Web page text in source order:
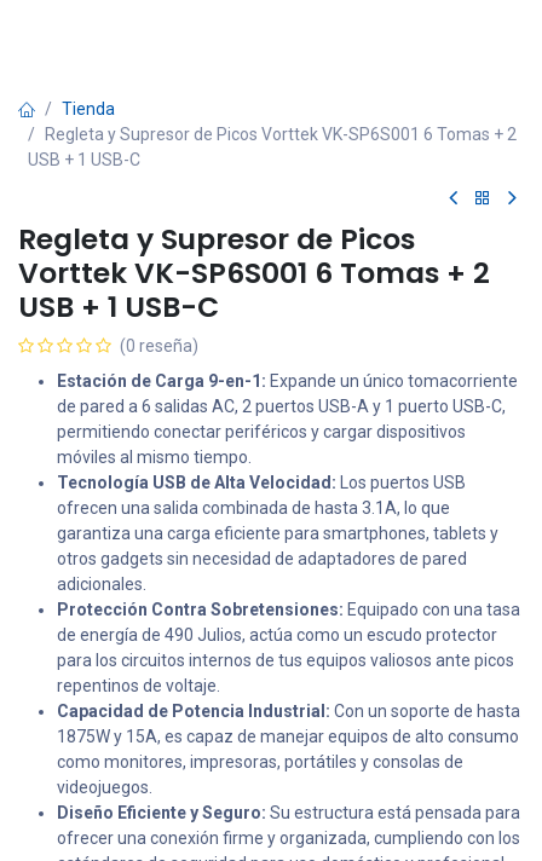
Tienda
Regleta y Supresor de Picos Vorttek VK-SP6S001 6 Tomas + 2
USB + 1 USB-C
Regleta y Supresor de Picos
Vorttek VK-SP6S001 6 Tomas + 2
USB + 1 USB-C
(0 reseña)
Estación de Carga 9-en-1: Expande un único tomacorriente
de pared a 6 salidas AC, 2 puertos USB-A y 1 puerto USB-C,
permitiendo conectar periféricos y cargar dispositivos
móviles al mismo tiempo.
Tecnología USB de Alta Velocidad: Los puertos USB
ofrecen una salida combinada de hasta 3.1A, lo que
garantiza una carga eficiente para smartphones, tablets y
otros gadgets sin necesidad de adaptadores de pared
adicionales.
Protección Contra Sobretensiones: Equipado con una tasa
de energía de 490 Julios, actúa como un escudo protector
para los circuitos internos de tus equipos valiosos ante picos
repentinos de voltaje.
Capacidad de Potencia Industrial: Con un soporte de hasta
1875W y 15A, es capaz de manejar equipos de alto consumo
como monitores, impresoras, portátiles y consolas de
videojuegos.
Diseño Eficiente y Seguro: Su estructura está pensada para
ofrecer una conexión firme y organizada, cumpliendo con los